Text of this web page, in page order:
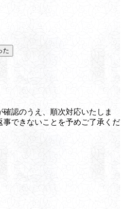
た
認のうえ、順次対応いたしま
できないことを予めご了承くだ